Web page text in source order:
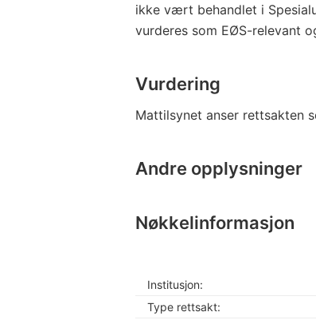
ikke vært behandlet i
vurderes som EØS-relevant
Vurdering
Mattilsynet anser rettsakten
Andre opplysninger
Nøkkelinformasjon
Institusjon:
Type rettsakt: